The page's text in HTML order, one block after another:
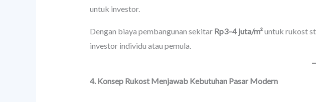
untuk investor.
Dengan biaya pembangunan sekitar Rp3–4 juta/m²untuk rukost
investor individu atau pemula.
4. Konsep Rukost Menjawab Kebutuhan Pasar Modern